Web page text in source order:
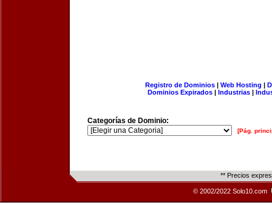
Registro de Dominios| Web Hosting |
Dominios Expirados | Industrias |
Categorías de Dominio:
[Pág.
** Precios
© 2002/2022 Solo10.com